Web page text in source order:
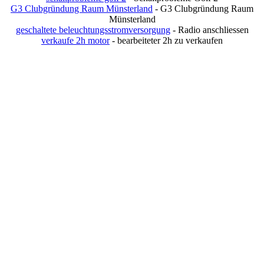
G3 Clubgründung Raum Münsterland - G3 Clubgründung Raum
Münsterland
geschaltete beleuchtungsstromversorgung- Radio anschliessen
verkaufe 2h motor- bearbeiteter 2h zu verkaufen